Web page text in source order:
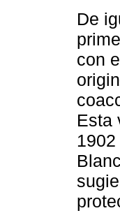
De
con
Esta